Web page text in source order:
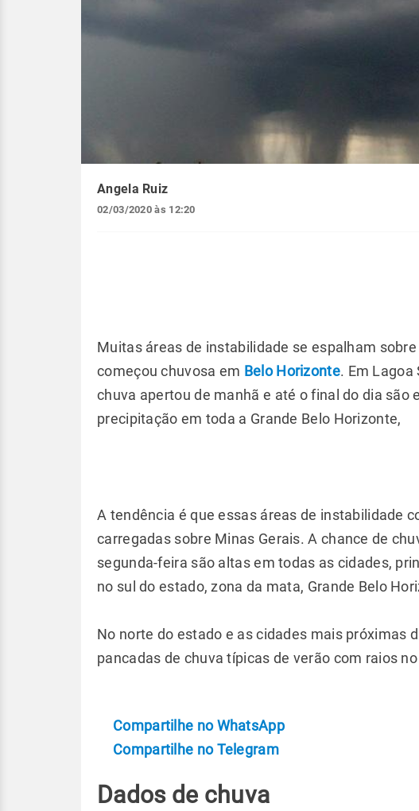
Angela Ruiz
02/03/2020 às 12:20
Muitas áreas de instabilidade se espalham
começou chuvosa em Belo Horizonte. Em
chuva apertou de manhã e até o final do dia são
precipitação em toda a Grande Belo Horizonte,
A tendência é que essas áreas de instabilidade
carregadas sobre Minas Gerais. A chance de
segunda-feira são altas em todas as cidades,
no sul do estado, zona da mata, Grande Belo
No norte do estado e as cidades mais próximas
pancadas de chuva típicas de verão com raios
Compartilhe no WhatsApp
Compartilhe no Telegram
Dados de chuva